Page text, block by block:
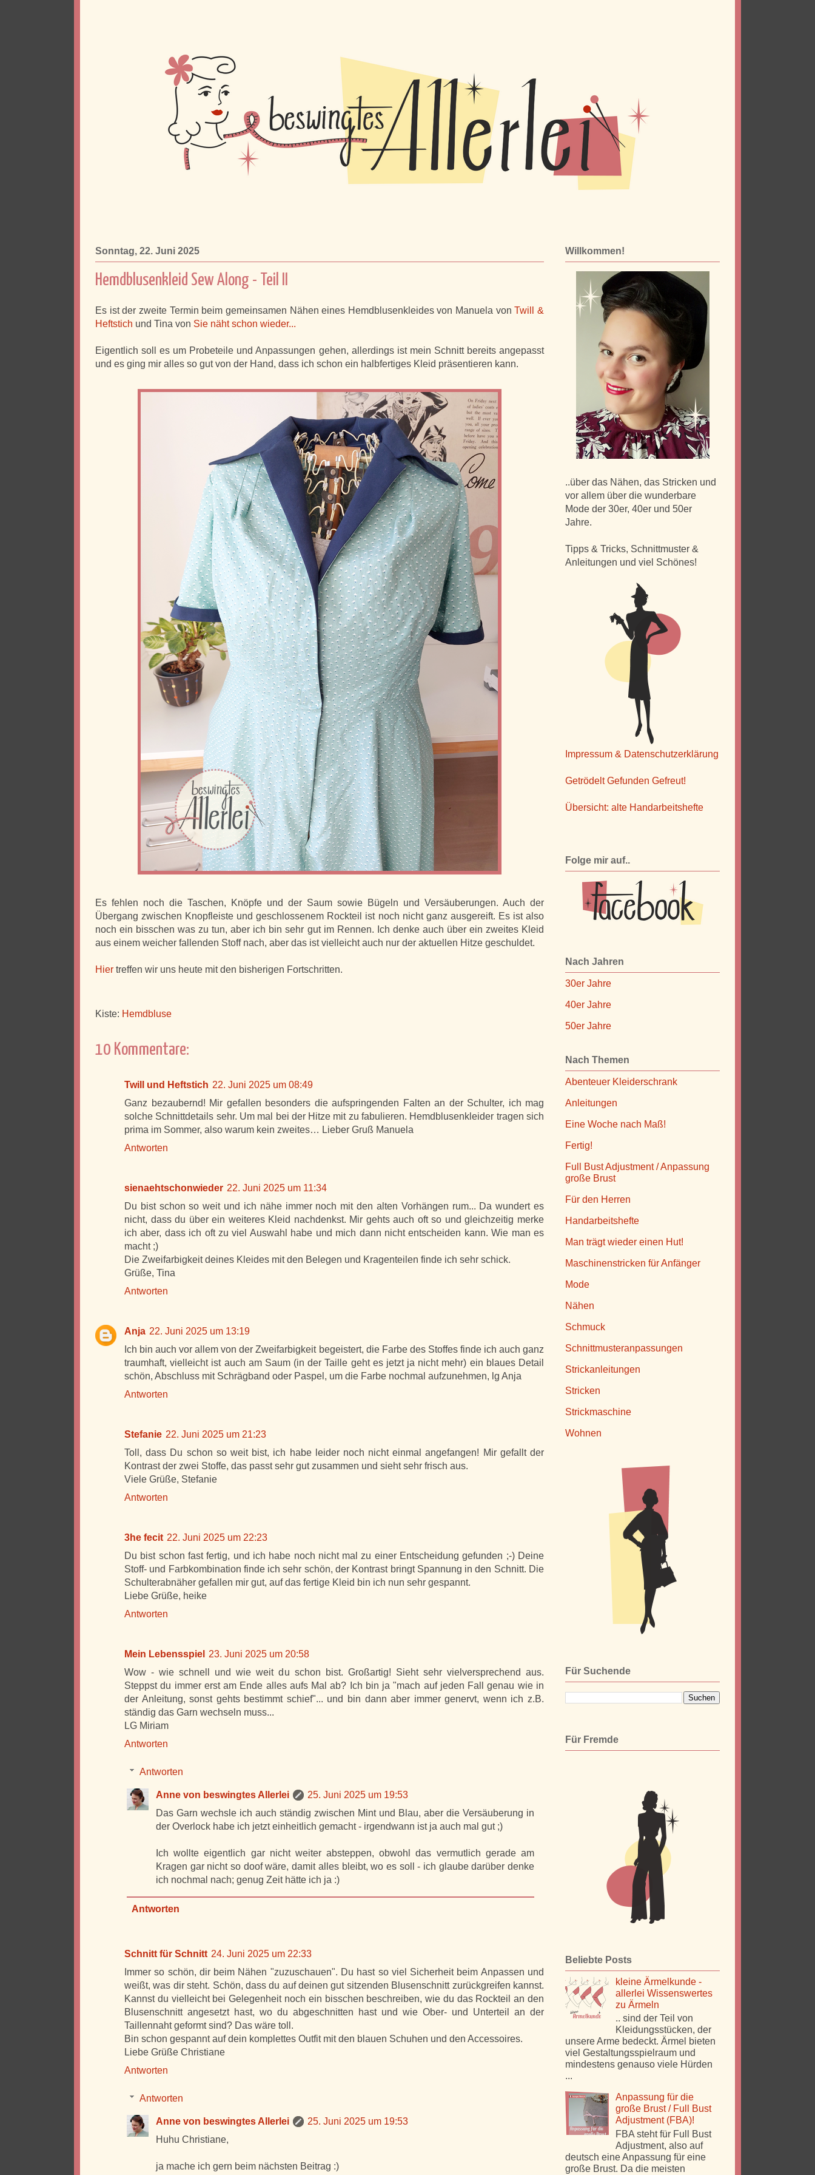
Sonntag, 22. Juni 2025
Hemdblusenkleid Sew Along - Teil II
Es ist der zweite Termin beim gemeinsamen Nähen eines Hemdblusenkleides von Manuela vonTwill &
Heftstich und Tina von Sie näht schon wieder...
Eigentlich soll es um Probeteile und Anpassungen gehen, allerdings ist mein Schnitt bereits angepasst
und es ging mir alles so gut von der Hand, dass ich schon ein halbfertiges Kleid präsentieren kann.
Es fehlen noch die Taschen, Knöpfe und der Saum sowie Bügeln und Versäuberungen. Auch der
Übergang zwischen Knopfleiste und geschlossenem Rockteil ist noch nicht ganz ausgereift. Es ist also
noch ein bisschen was zu tun, aber ich bin sehr gut im Rennen. Ich denke auch über ein zweites Kleid
aus einem weicher fallenden Stoff nach, aber das ist vielleicht auch nur der aktuellen Hitze geschuldet.
Hier treffen wir uns heute mit den bisherigen Fortschritten.
Kiste: Hemdbluse
10 Kommentare:
Twill und Heftstich 22. Juni 2025 um 08:49
Ganz bezaubernd! Mir gefallen besonders die aufspringenden Falten an der Schulter, ich mag
solche Schnittdetails sehr. Um mal bei der Hitze mit zu fabulieren. Hemdblusenkleider tragen sich
prima im Sommer, also warum kein zweites… Lieber Gruß Manuela
Antworten
sienaehtschonwieder 22. Juni 2025 um 11:34
Du bist schon so weit und ich nähe immer noch mit den alten Vorhängen rum... Da wundert es
nicht, dass du über ein weiteres Kleid nachdenkst. Mir gehts auch oft so und gleichzeitig merke
ich aber, dass ich oft zu viel Auswahl habe und mich dann nicht entscheiden kann. Wie man es
macht ;)
Die Zweifarbigkeit deines Kleides mit den Belegen und Kragenteilen finde ich sehr schick.
Grüße, Tina
Antworten
Anja 22. Juni 2025 um 13:19
Ich bin auch vor allem von der Zweifarbigkeit begeistert, die Farbe des Stoffes finde ich auch ganz
traumhaft, vielleicht ist auch am Saum (in der Taille geht es jetzt ja nicht mehr) ein blaues Detail
schön, Abschluss mit Schrägband oder Paspel, um die Farbe nochmal aufzunehmen, lg Anja
Antworten
Stefanie 22. Juni 2025 um 21:23
Toll, dass Du schon so weit bist, ich habe leider noch nicht einmal angefangen! Mir gefallt der
Kontrast der zwei Stoffe, das passt sehr gut zusammen und sieht sehr frisch aus.
Viele Grüße, Stefanie
Antworten
3he fecit 22. Juni 2025 um 22:23
Du bist schon fast fertig, und ich habe noch nicht mal zu einer Entscheidung gefunden ;-) Deine
Stoff- und Farbkombination finde ich sehr schön, der Kontrast bringt Spannung in den Schnitt. Die
Schulterabnäher gefallen mir gut, auf das fertige Kleid bin ich nun sehr gespannt.
Liebe Grüße, heike
Antworten
Mein Lebensspiel
23. Juni 2025 um 20:58
Wow - wie schnell und wie weit du schon bist. Großartig! Sieht sehr vielversprechend aus.
Steppst du immer erst am Ende alles aufs Mal ab? Ich bin ja "mach auf jeden Fall genau wie in
der Anleitung, sonst gehts bestimmt schief"... und bin dann aber immer genervt, wenn ich z.B.
ständig das Garn wechseln muss...
LG Miriam
Antworten
Antworten
Anne von beswingtes Allerlei
25. Juni 2025 um 19:53
Das Garn wechsle ich auch ständig zwischen Mint und Blau, aber die Versäuberung in
der Overlock habe ich jetzt einheitlich gemacht - irgendwann ist ja auch mal gut ;)
Ich wollte eigentlich gar nicht weiter absteppen, obwohl das vermutlich gerade am
Kragen gar nicht so doof wäre, damit alles bleibt, wo es soll - ich glaube darüber denke
ich nochmal nach; genug Zeit hätte ich ja :)
Antworten
Schnitt für Schnitt 24. Juni 2025 um 22:33
Immer so schön, dir beim Nähen "zuzuschauen". Du hast so viel Sicherheit beim Anpassen und
weißt, was dir steht. Schön, dass du auf deinen gut sitzenden Blusenschnitt zurückgreifen kannst.
Kannst du vielleicht bei Gelegenheit noch ein bisschen beschreiben, wie du das Rockteil an den
Blusenschnitt angesetzt hast, wo du abgeschnitten hast und wie Ober- und Unterteil an der
Taillennaht geformt sind? Das wäre toll.
Bin schon gespannt auf dein komplettes Outfit mit den blauen Schuhen und den Accessoires.
Liebe Grüße Christiane
Antworten
Antworten
Anne von beswingtes Allerlei
25. Juni 2025 um 19:53
Huhu Christiane,
ja mache ich gern beim nächsten Beitrag :)
Willkommen!
..über das Nähen, das Stricken und
vor allem über die wunderbare
Mode der 30er, 40er und 50er
Jahre.
Tipps & Tricks, Schnittmuster &
Anleitungen und viel Schönes!
Impressum & Datenschutzerklärung
Getrödelt Gefunden Gefreut!
Übersicht: alte Handarbeitshefte
Folge mir auf..
Nach Jahren
30er Jahre
40er Jahre
50er Jahre
Nach Themen
Abenteuer Kleiderschrank
Anleitungen
Eine Woche nach Maß!
Fertig!
Full Bust Adjustment / Anpassung
große Brust
Für den Herren
Handarbeitshefte
Man trägt wieder einen Hut!
Maschinenstricken für Anfänger
Mode
Nähen
Schmuck
Schnittmusteranpassungen
Strickanleitungen
Stricken
Strickmaschine
Wohnen
Für Suchende
Für Fremde
Beliebte Posts
kleine Ärmelkunde -
allerlei Wissenswertes
zu Ärmeln
.. sind der Teil von
Kleidungsstücken, der
unsere Arme bedeckt. Ärmel bieten
viel Gestaltungsspielraum und
mindestens genauso viele Hürden
...
Anpassung für die
große Brust / Full Bust
Adjustment (FBA)!
FBA steht für Full Bust
Adjustment, also auf
deutsch eine Anpassung für eine
große Brust. Da die meisten